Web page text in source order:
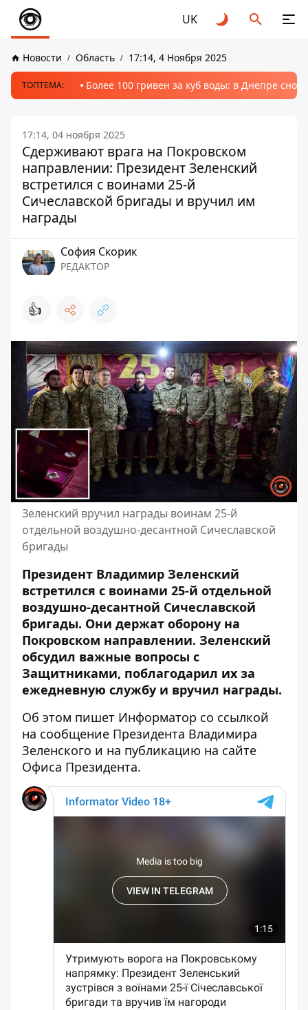
UK
Новости Область 17:14, 4 Ноября 2025
ТОПТЕМА: Более 100 гривен за куб воды: в Днепре
17:14, 04 ноября 2025
Сдерживают врага на Покровском
направлении: Президент Зеленский
встретился с воинами 25-й
Сичеславской бригады и вручил им
награды
София Скорик
РЕДАКТОР
👍
Зеленский вручил награды воинам 25-й
отдельной воздушно-десантной Сичеславской
бригады
Президент Владимир Зеленский
встретился с воинами 25-й отдельной
воздушно-десантной Сичеславской
бригады. Они держат оборону на
Покровском направлении. Зеленский
обсудил важные вопросы с
Защитниками, поблагодарил их за
ежедневную службу и вручил награды.
Об этом пишет Информатор со ссылкой
на сообщение Президента Владимира
Зеленского и на публикацию на сайте
Офиса Президента.